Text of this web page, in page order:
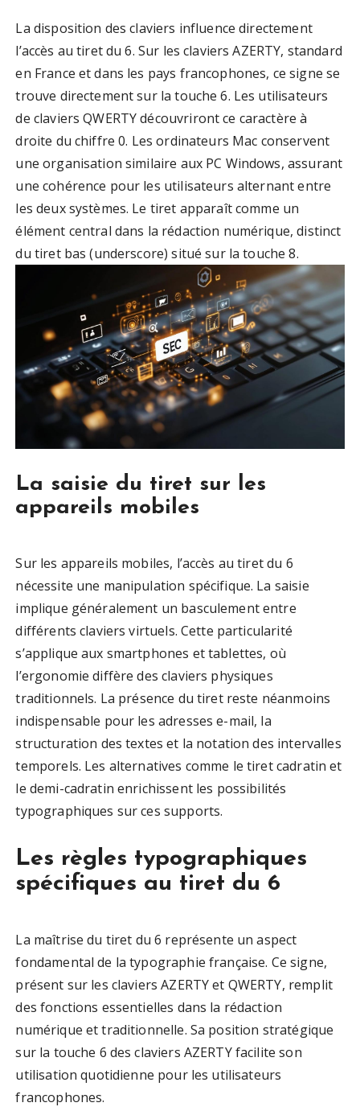
La disposition des claviers influence directement
l’accès au tiret du 6. Sur les claviers AZERTY, standard
en France et dans les pays francophones, ce signe se
trouve directement sur la touche 6. Les utilisateurs
de claviers QWERTY découvriront ce caractère à
droite du chiffre 0. Les ordinateurs Mac conservent
une organisation similaire aux PC Windows, assurant
une cohérence pour les utilisateurs alternant entre
les deux systèmes. Le tiret apparaît comme un
élément central dans la rédaction numérique, distinct
du tiret bas (underscore) situé sur la touche 8.
La saisie du tiret sur les
appareils mobiles
Sur les appareils mobiles, l’accès au tiret du 6
nécessite une manipulation spécifique. La saisie
implique généralement un basculement entre
différents claviers virtuels. Cette particularité
s’applique aux smartphones et tablettes, où
l’ergonomie diffère des claviers physiques
traditionnels. La présence du tiret reste néanmoins
indispensable pour les adresses e-mail, la
structuration des textes et la notation des intervalles
temporels. Les alternatives comme le tiret cadratin et
le demi-cadratin enrichissent les possibilités
typographiques sur ces supports.
Les règles typographiques
spécifiques au tiret du 6
La maîtrise du tiret du 6 représente un aspect
fondamental de la typographie française. Ce signe,
présent sur les claviers AZERTY et QWERTY, remplit
des fonctions essentielles dans la rédaction
numérique et traditionnelle. Sa position stratégique
sur la touche 6 des claviers AZERTY facilite son
utilisation quotidienne pour les utilisateurs
francophones.